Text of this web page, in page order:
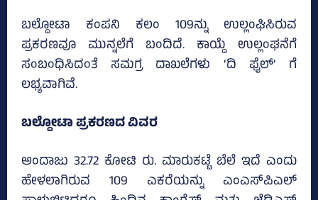
ಬಲ್ದೋಟಾ ಕಂಪನಿ ಕಲಂ 109ನ್ನು ಉಲ್ಲಂಘಿಸಿರುವ
ಪ್ರಕರಣವೂ ಮುನ್ನಲೆಗೆ ಬಂದಿದೆ. ಕಾಯ್ದೆ ಉಲ್ಲಂಘನೆಗೆ
ಸಂಬಂಧಿಸಿದಂತೆ ಸಮಗ್ರ ದಾಖಲೆಗಳು ‘ದಿ ಫೈಲ್‌’ ಗೆ
ಲಭ್ಯವಾಗಿವೆ.
ಬಲ್ದೋಟಾ ಪ್ರಕರಣದ ವಿವರ
ಅಂದಾಜು 32.72 ಕೋಟಿ ರು. ಮಾರುಕಟ್ಟೆ ಬೆಲೆ ಇದೆ ಎಂದು
ಹೇಳಲಾಗಿರುವ 109 ಎಕರೆಯನ್ನು ಎಂಎಸ್‌ಪಿಎಲ್‌